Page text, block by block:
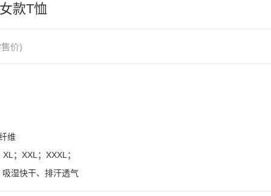
款T恤
价)
维
；XXL；XXXL；
湿快干、排汗透气